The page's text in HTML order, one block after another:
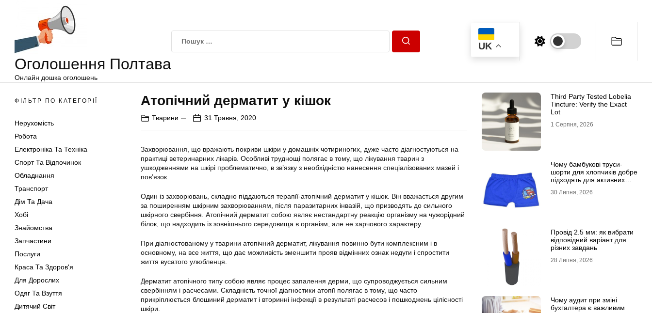
Оголошення Полтава
Онлайн дошка оголошень
UK
ФІЛЬТР ПО КАТЕГОРІЇ
Нерухомість
Робота
Електроніка Та Техніка
Спорт Та Відпочинок
Обладнання
Транспорт
Дім Та Дача
Хобі
Знайомства
Запчастини
Послуги
Краса Та Здоров'я
Для Дорослих
Одяг Та Взуття
Дитячий Світ
Атопічний дерматит у кішок
Тварини 31 Травня, 2020
Захворювання, що вражають покриви шкіри у домашніх чотириногих, дуже часто діагностуються на
практиці ветеринарних лікарів. Особливі труднощі полягає в тому, що лікування тварин з
ушкодженнями на шкірі проблематично, в зв’язку з необхідністю нанесення спеціалізованих мазей і
пов’язок.
Один із захворювань, складно піддаються терапії-атопічний дерматит у кішок. Він вважається другим
за поширенням шкірним захворюванням, після паразитарних інвазій, що призводять до сильного
шкірного свербіння. Атопічний дерматит собою являє нестандартну реакцію організму на чужорідний
білок, що надходить із зовнішнього середовища в організм, але не харчового характеру.
При діагностованому у тварини атопічний дерматит, лікування повинно бути комплексним і в
основному, на все життя, що дає можливість зменшити прояв відмінних ознак недуги і спростити
життя вусатого улюбленця.
Дерматит атопічного типу собою являє процес запалення дерми, що супроводжується сильним
свербінням і расчесами. Складність точної діагностики атопії полягає в тому, що часто
прикріплюється блошиний дерматит і вторинні інфекції в результаті расчесов і пошкоджень цілісності
шкіри.
Third Party Tested Lobelia
Tincture: Verify the Exact
Lot
1 Серпня, 2026
Чому бамбукові труси-
шорти для хлопчиків добре
підходять для активних
30 Липня, 2026
Провід 2.5 мм: як вибрати
відповідний варіант для
різних завдань
28 Липня, 2026
Чому аудит при зміні
бухгалтера є важливим